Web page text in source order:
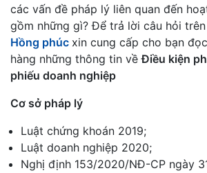
các vấn đề pháp lý liên quan đến
gồm những gì? Để trả lời câu hỏi
Hồng phúc xin cung cấp cho bạn
hàng những thông tin vềĐiều kiện
phiếu doanh nghiệp
Cơ sở pháp lý
Luật chứng khoán 2019;
Luật doanh nghiệp 2020;
Nghị định 153/2020/NĐ-CP ngày